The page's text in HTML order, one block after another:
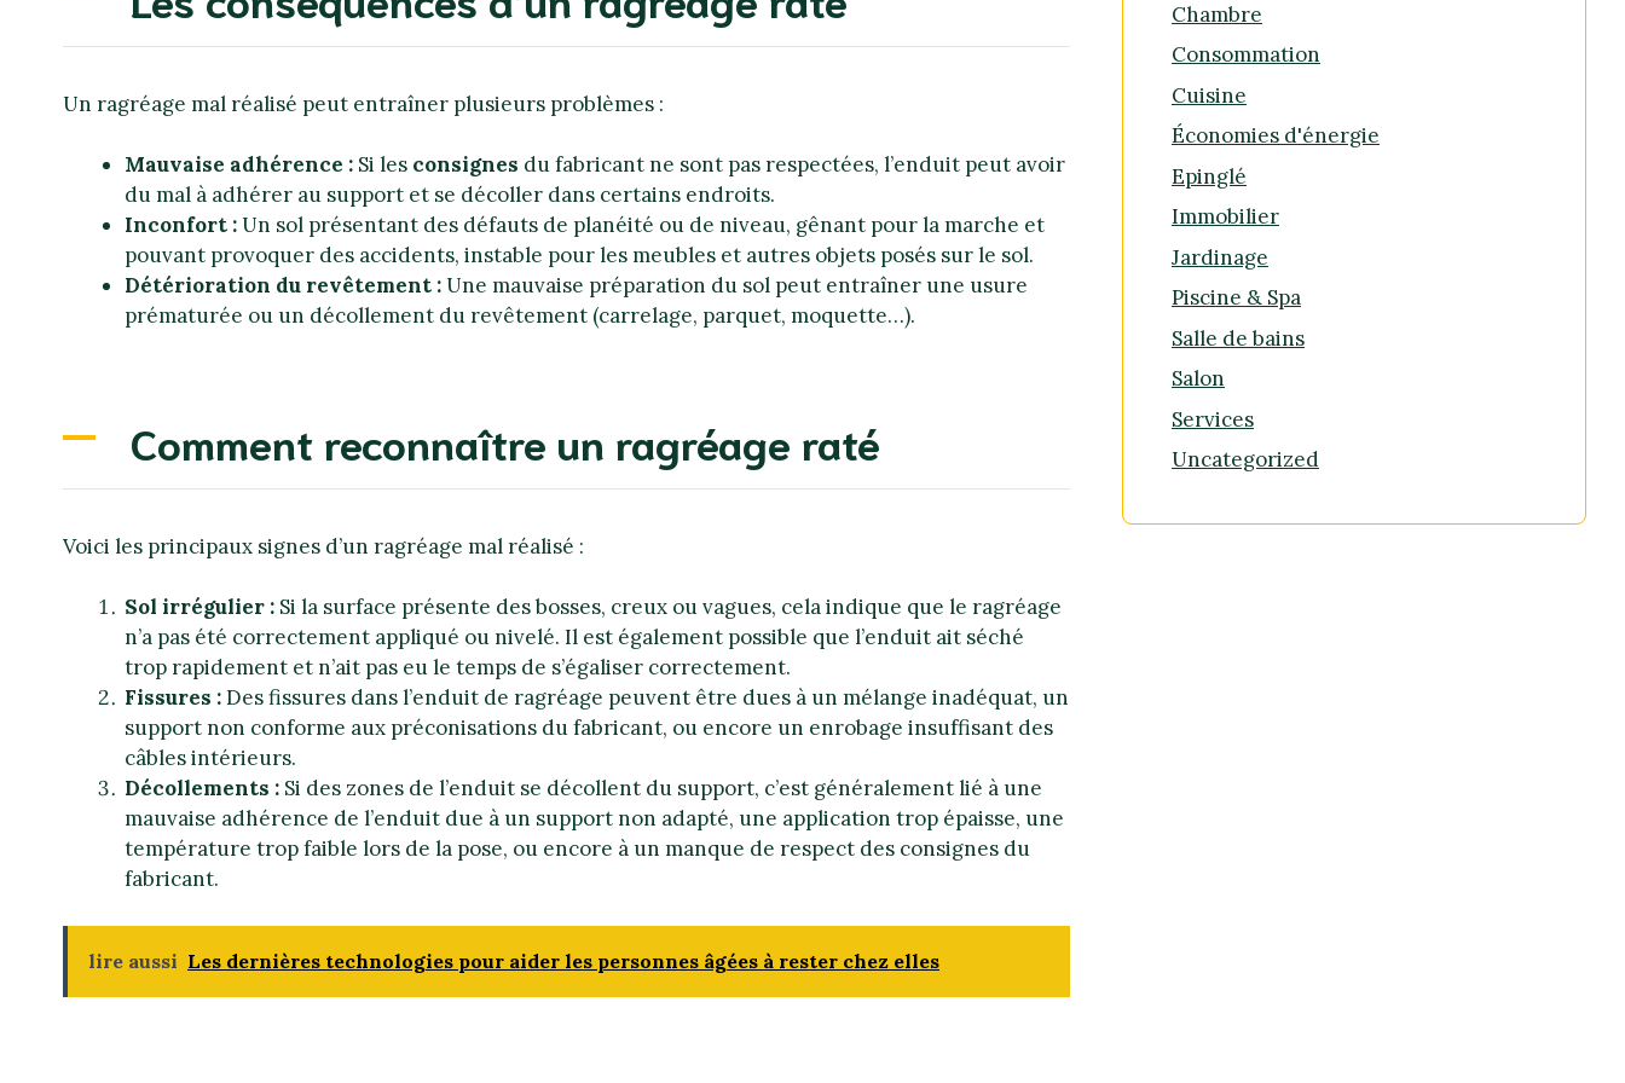
Un ragréage mal réalisé peut entraîner plusieurs problèmes :
Mauvaise adhérence : Si les consignes du fabricant ne sont pas respectées, l’enduit peut avoir
du mal à adhérer au support et se décoller dans certains endroits.
Inconfort :Un sol présentant des défauts de planéité ou de niveau, gênant pour la marche et
pouvant provoquer des accidents, instable pour les meubles et autres objets posés sur le sol.
Détérioration du revêtement :Une mauvaise préparation du sol peut entraîner une usure
prématurée ou un décollement du revêtement (carrelage, parquet, moquette…).
Comment reconnaître un ragréage raté
Voici les principaux signes d’un ragréage mal réalisé :
Sol irrégulier : Si la surface présente des bosses, creux ou vagues, cela indique que le ragréage
n’a pas été correctement appliqué ou nivelé. Il est également possible que l’enduit ait séché
trop rapidement et n’ait pas eu le temps de s’égaliser correctement.
Fissures :Des fissures dans l’enduit de ragréage peuvent être dues à un mélange inadéquat, un
support non conforme aux préconisations du fabricant, ou encore un enrobage insuffisant des
câbles intérieurs.
Décollements : Si des zones de l’enduit se décollent du support, c’est généralement lié à une
mauvaise adhérence de l’enduit due à un support non adapté, une application trop épaisse, une
température trop faible lors de la pose, ou encore à un manque de respect des consignes du
fabricant.
lire aussi Les dernières technologies pour aider les personnes âgées à rester chez elles
Chambre
Consommation
Cuisine
Économies d'énergie
Epinglé
Immobilier
Jardinage
Piscine & Spa
Salle de bains
Salon
Services
Uncategorized